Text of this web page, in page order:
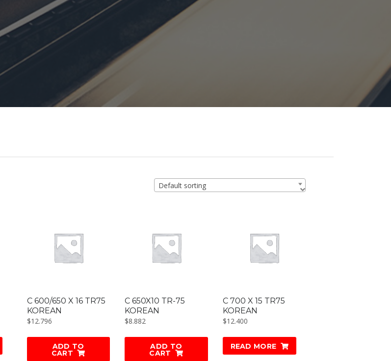
Default sorting
C 600/650 X 16 TR75
KOREAN
$12.796
ADD TO
CART
C 650X10 TR-75
KOREAN
$8.882
ADD TO
CART
C 700 X 15 TR75
KOREAN
$12.400
READ MORE